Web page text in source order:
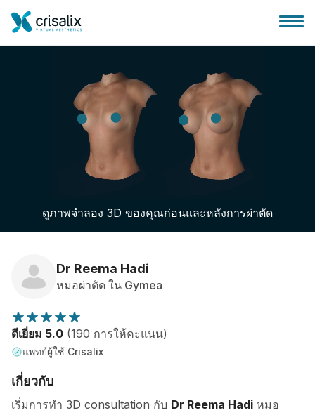
บ้านของหมอผ่าตัด
แพลตฟอร์มธุรกิจ 3D
แผน
ความคิดเห็นของคนไข้
ดูภาพจำลอง 3D ของคุณก่อนและหลังการผ่าตัด
Dr Reema Hadi
หมอผ่าตัด ใน Gymea
ดีเยี่ยม 5.0 (190 การให้คะแนน)
แพทย์ผู้ใช้ Crisalix
เกี่ยวกับ
เริ่มการทำ 3D consultation กับ Dr Reema Hadi หมอ